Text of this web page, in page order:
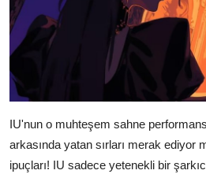
IU'nun o muhteşem sahne
arkasında yatan sırları merak ediyor
ipuçları! IU sadece yetenekli bir